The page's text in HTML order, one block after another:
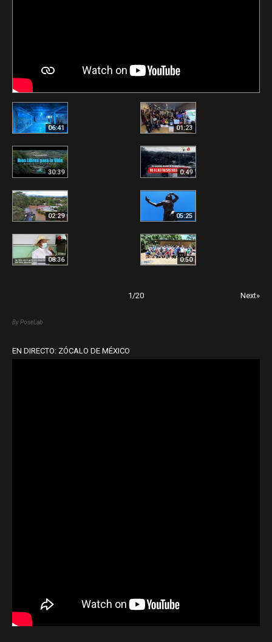
06:41 01:23
30:39 0:49
02:29 05:25
08:36 0:50
1/20 Next»
By PoseLab
EN DIRECTO: ZÓCALO DE MÉXICO